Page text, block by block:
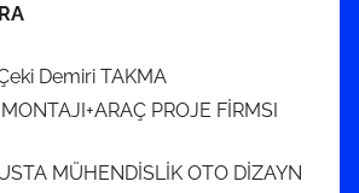
Demiri TAKMA
MONTAJI+ARAÇ PROJE FİRMSI
MÜHENDİSLİK OTO DİZAYN